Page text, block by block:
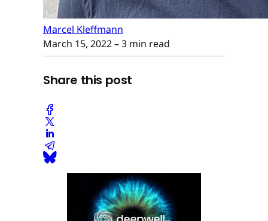
Marcel Kleffmann
March 15, 2022– 3 min read
Share this post